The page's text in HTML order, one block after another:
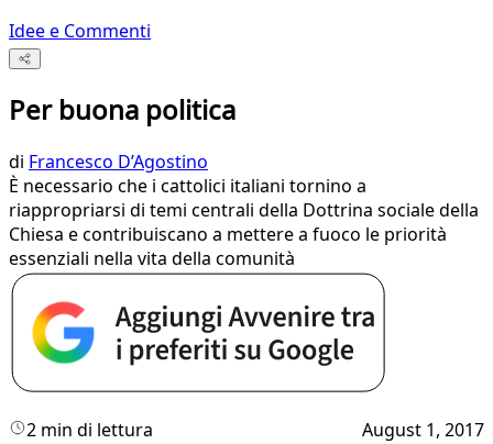
Idee e Commenti
Per buona politica
di Francesco D’Agostino
È necessario che i cattolici italiani tornino a
riappropriarsi di temi centrali della Dottrina sociale della
Chiesa e contribuiscano a mettere a fuoco le priorità
essenziali nella vita della comunità
2 min di lettura August 1, 2017